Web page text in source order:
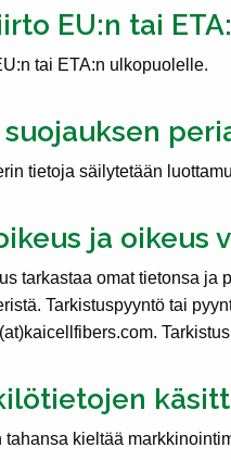
EU:n tai
tai ETA:n ulkopuolelle.
tietoja säilytetään
ja oikeus
tarkastaa omat tietonsa ja
Tarkistuspyyntö tai
tahansa kieltää